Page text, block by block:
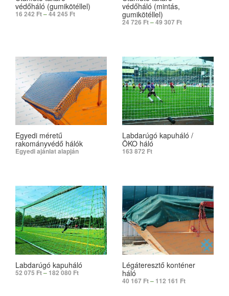
védőháló (gumikötéllel)
16 242 Ft–44 245 Ft
védőháló (mintás,
gumikötéllel)
24 726 Ft–49 307 Ft
Egyedi méretű
rakományvédő hálók
Egyedi ajánlat alapján
Labdarúgó kapuháló /
ÖKO háló
163 872 Ft
Labdarúgó kapuháló
52 075 Ft– 182 080 Ft
Légáteresztő konténer
háló
40 167 Ft– 112 161 Ft